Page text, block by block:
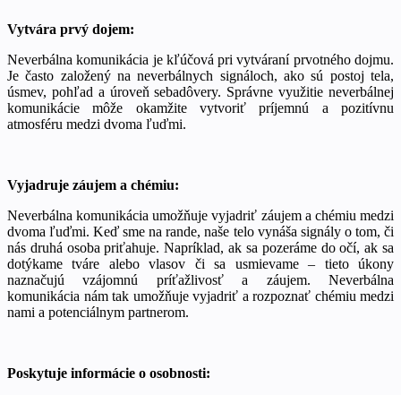
Vytvára prvý dojem:
Neverbálna komunikácia je kľúčová pri vytváraní prvotného dojmu.
Je často založený na neverbálnych signáloch, ako sú postoj tela,
úsmev, pohľad a úroveň sebadôvery. Správne využitie neverbálnej
komunikácie môže okamžite vytvoriť príjemnú a pozitívnu
atmosféru medzi dvoma ľuďmi.
Vyjadruje záujem a chémiu:
Neverbálna komunikácia umožňuje vyjadriť záujem a chémiu medzi
dvoma ľuďmi. Keď sme na rande, naše telo vynáša signály o tom, či
nás druhá osoba priťahuje. Napríklad, ak sa pozeráme do očí, ak sa
dotýkame tváre alebo vlasov či sa usmievame – tieto úkony
naznačujú vzájomnú príťažlivosť a záujem. Neverbálna
komunikácia nám tak umožňuje vyjadriť a rozpoznať chémiu medzi
nami a potenciálnym partnerom.
Poskytuje informácie o osobnosti: